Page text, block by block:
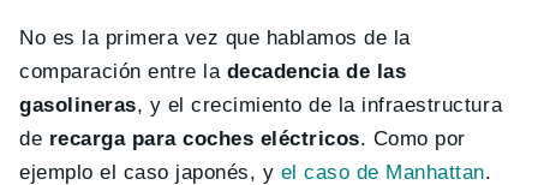
No es la primera vez que hablamos de la
comparación entre la decadencia de las
gasolineras, y el crecimiento de la infraestructura
de recarga para coches eléctricos. Como por
ejemplo el caso japonés, y el caso de Manhattan.